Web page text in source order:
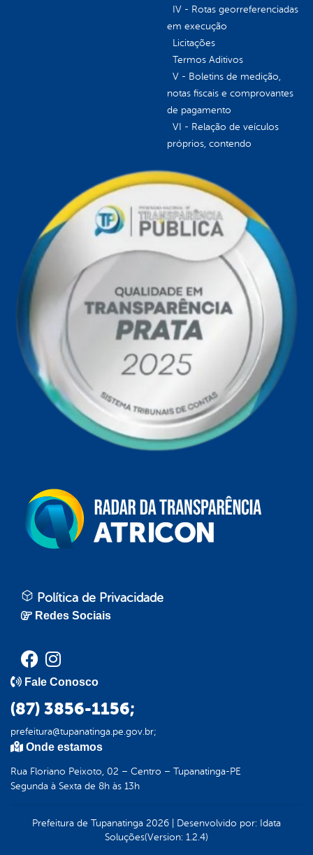
IV - Rotas georreferenciadas
em execução
Licitações
Termos Aditivos
V - Boletins de medição,
notas fiscais e comprovantes
de pagamento
VI - Relação de veículos
próprios, contendo
Política de Privacidade
Redes Sociais
Fale Conosco
(87) 3856-1156;
prefeitura@tupanatinga.pe.gov.br;
Onde estamos
Rua Floriano Peixoto, 02 – Centro – Tupanatinga-PE
Segunda à Sexta de 8h às 13h
Prefeitura de Tupanatinga 2026 Desenvolvido por: Idata
Soluções(Version: 1.2.4)